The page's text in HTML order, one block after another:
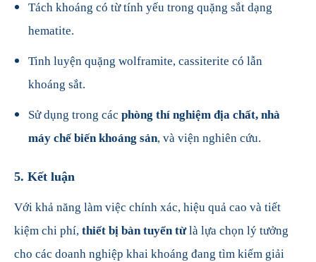
Tách khoáng có từ tính yếu trong quặng sắt dạng
hematite.
Tinh luyện quặng wolframite, cassiterite có lẫn
khoáng sắt.
Sử dụng trong các phòng thí nghiệm địa chất, nhà
máy chế biến khoáng sản, và viện nghiên cứu.
5. Kết luận
Với khả năng làm việc chính xác, hiệu quả cao và tiết
kiệm chi phí, thiết bị bàn tuyển từlà lựa chọn lý tưởng
cho các doanh nghiệp khai khoáng đang tìm kiếm giải